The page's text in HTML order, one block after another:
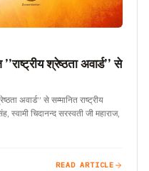
श्रेष्ठता अवार्ड’’ से
अवार्ड’’ से सम्मानित राष्ट्रीय
स्वामी चिदानन्द सरस्वती जी महाराज,
READ ARTICLE